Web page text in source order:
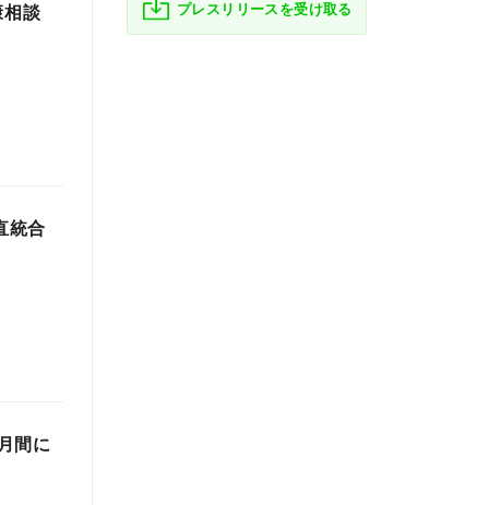
談
統合
間に
プレスリリースを受け取る